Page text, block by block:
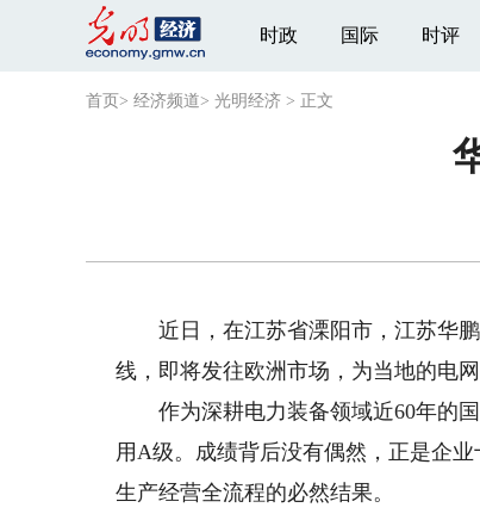
时政 国际 时评
首页 > 经济频道> 光明经济 > 正文
近日，在江苏省溧阳市，江苏华鹏
线，即将发往欧洲市场，为当地的电
作为深耕电力装备领域近60年的国
用A级。成绩背后没有偶然，正是企
生产经营全流程的必然结果。